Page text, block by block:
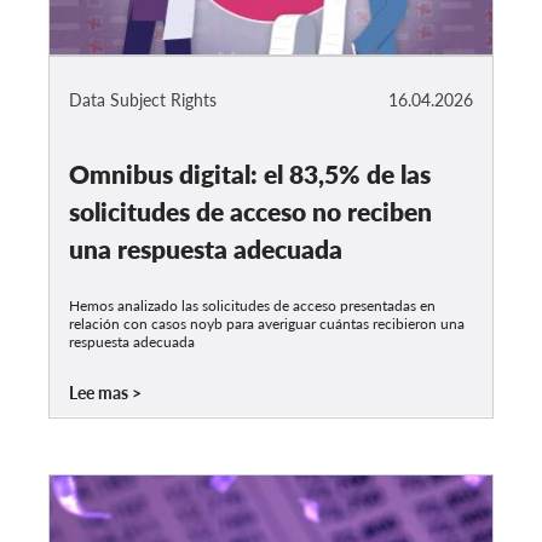
16.04.2026
Data Subject Rights
Omnibus digital: el 83,5% de las
solicitudes de acceso no reciben
una respuesta adecuada
Hemos analizado las solicitudes de acceso presentadas en
relación con casos noyb para averiguar cuántas recibieron una
respuesta adecuada
Lee mas